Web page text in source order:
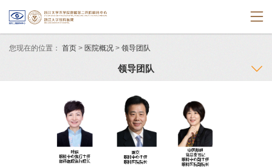
您现在的位置： 首页 > 医院概况 > 领导团队
领导团队